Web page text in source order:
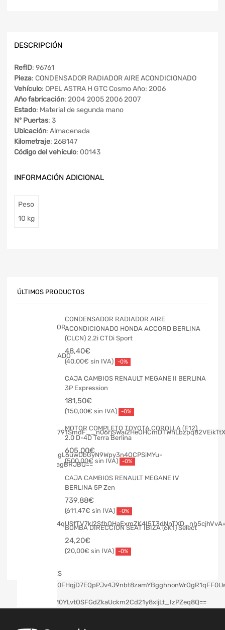
DESCRIPCIÓN
RefID: 96761
Pieza: CONDENSADOR RADIADOR AIRE ACONDICIONADO
Vehículo: OPEL ASTRA H GTC Cosmo Año: 2006
Año fabricación: 2004 2005 2006 2007
Estado: Material de segunda mano
Nº Puertas: 3
Ubicación: Almacenada
Kilometraje: 268147
Código del vehículo: 00143
INFORMACIÓN ADICIONAL
Peso
10 kg
ÚLTIMOS PRODUCTOS
CONDENSADOR RADIADOR AIRE
ACONDICIONADO HONDA ACCORD BERLINA
(CLCN) 2.2i CTDi Sport
48,40€
40,00€ -0%
CAJA CAMBIOS RENAULT MEGANE II BERLINA
3P Expression
181,50€
150,00€ -0%
MOTOR COMPLETO TOYOTA COROLLA (E12)
2.0 D-4D Terra Berlina
605,00€
500,00€ -0%
CAJA CAMBIOS RENAULT MEGANE IV
BERLINA 5P Zen
739,88€
611,47€ -0%
BOMBA DIRECCION SEAT IBIZA (6K1) Select
24,20€
20,00€ -0%